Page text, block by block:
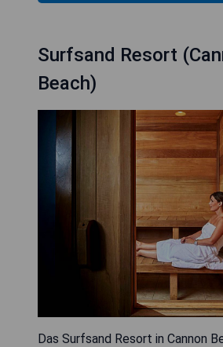
Surfsand Resort
Beach)
Das Surfsand Resort in Cannon